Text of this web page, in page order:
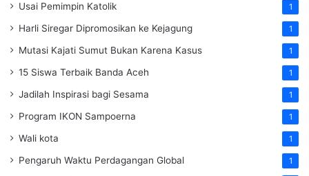
Usai Pemimpin Katolik 1
Harli Siregar Dipromosikan ke Kejagung 1
Mutasi Kajati Sumut Bukan Karena Kasus 1
15 Siswa Terbaik Banda Aceh 1
Jadilah Inspirasi bagi Sesama 1
Program IKON Sampoerna 1
Wali kota 1
Pengaruh Waktu Perdagangan Global 1